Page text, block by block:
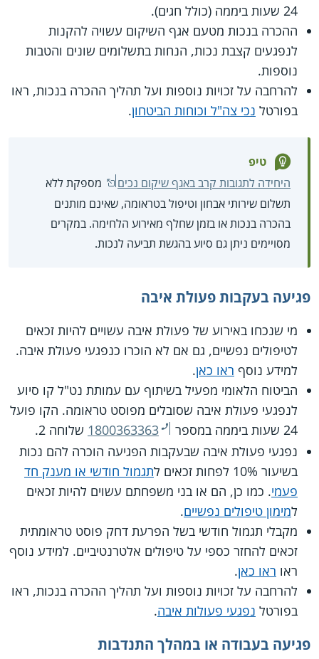
24 שעות ביממה (כולל חגים).
ההכרה בנכות מטעם אגף השיקום עשויה להקנות
לנפגעים קצבת נכות, הנחות בתשלומים שונים והטבות
נוספות.
להרחבה על זכויות נוספות ועל תהליך ההכרה בנכות, ראו
בפורטל נכי צה"ל וכוחות הביטחון.
טיפ
היחידה לתגובות קרב באגף שיקום נכים
מספקת ללא
תשלום שירותי אבחון וטיפול בטראומה, שאינם מותנים
בהכרה בנכות או בזמן שחלף מאירוע הלחימה. במקרים
מסויימים ניתן גם סיוע בהגשת תביעה לנכות.
פגיעה בעקבות פעולת איבה
מי שנכחו באירוע של פעולת איבה עשויים להיות זכאים
לטיפולים נפשיים, גם אם לא הוכרו כנפגעי פעולת איבה.
למידע נוסף ראו כאן.
הביטוח הלאומי מפעיל בשיתוף עם עמותת נט"ל קו סיוע
לנפגעי פעולת איבה שסובלים מפוסט טראומה. הקו פועל
24 שעות ביממה במספר
1800363363 שלוחה 2.
נפגעי פעולת איבה שבעקבות הפגיעה הוכרה להם נכות
בשיעור 10% לפחות זכאים ל
תגמול חודשי או מענק חד
פעמי. כמו כן, הם או בני משפחתם עשוים להיות זכאים
למימון טיפולים נפשיים.
מקבלי תגמול חודשי בשל הפרעת דחק פוסט טראומתית
זכאים להחזר כספי על טיפולים אלטרנטיביים. למידע נוסף
ראו ראו כאן.
להרחבה על זכויות נוספות ועל תהליך ההכרה בנכות, ראו
בפורטל נפגעי פעולות איבה.
פגיעה בעבודה או במהלך התנדבות